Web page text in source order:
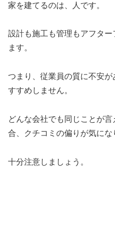
家を建てるのは、人です。
設計も施工も管理もアフタ
ます。
つまり、従業員の質に不安
すすめしません。
どんな会社でも同じことが
合、クチコミの偏りが気にな
十分注意しましょう。